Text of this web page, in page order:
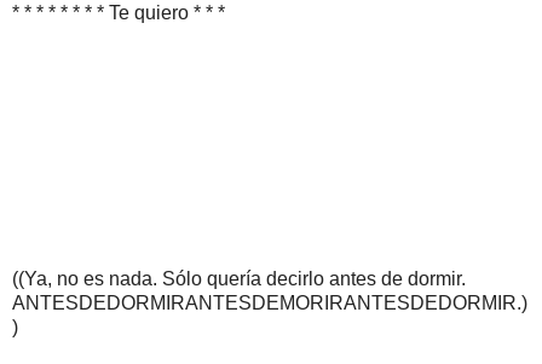
* * * * * * * * Te quiero * * *
((Ya, no es nada. Sólo quería decirlo antes de dormir.
ANTESDEDORMIRANTESDEMORIRANTESDEDORMIR.)
)